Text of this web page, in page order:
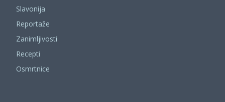
Slavonija
Reportaže
Zanimljivosti
Recepti
Osmrtnice